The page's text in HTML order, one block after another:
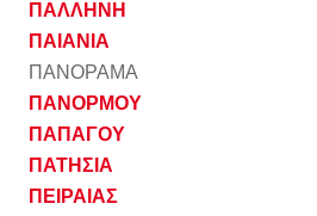
ΠΑΛΛΗΝΗ
ΠΑΙΑΝΙΑ
ΠΑΝΟΡΑΜΑ
ΠΑΝΟΡΜΟΥ
ΠΑΠΑΓΟΥ
ΠΑΤΗΣΙΑ
ΠΕΙΡΑΙΑΣ